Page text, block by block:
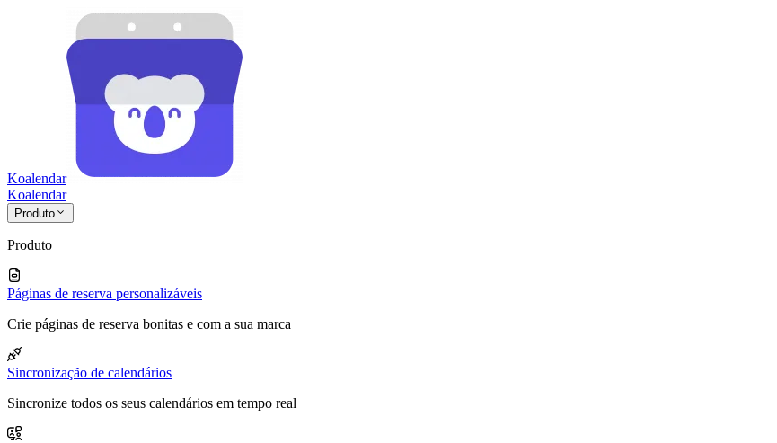
Koalendar
Koalendar
Produto
Produto
Páginas de reserva personalizáveis
Crie páginas de reserva bonitas e com a sua marca
Sincronização de calendários
Sincronize todos os seus calendários em tempo real